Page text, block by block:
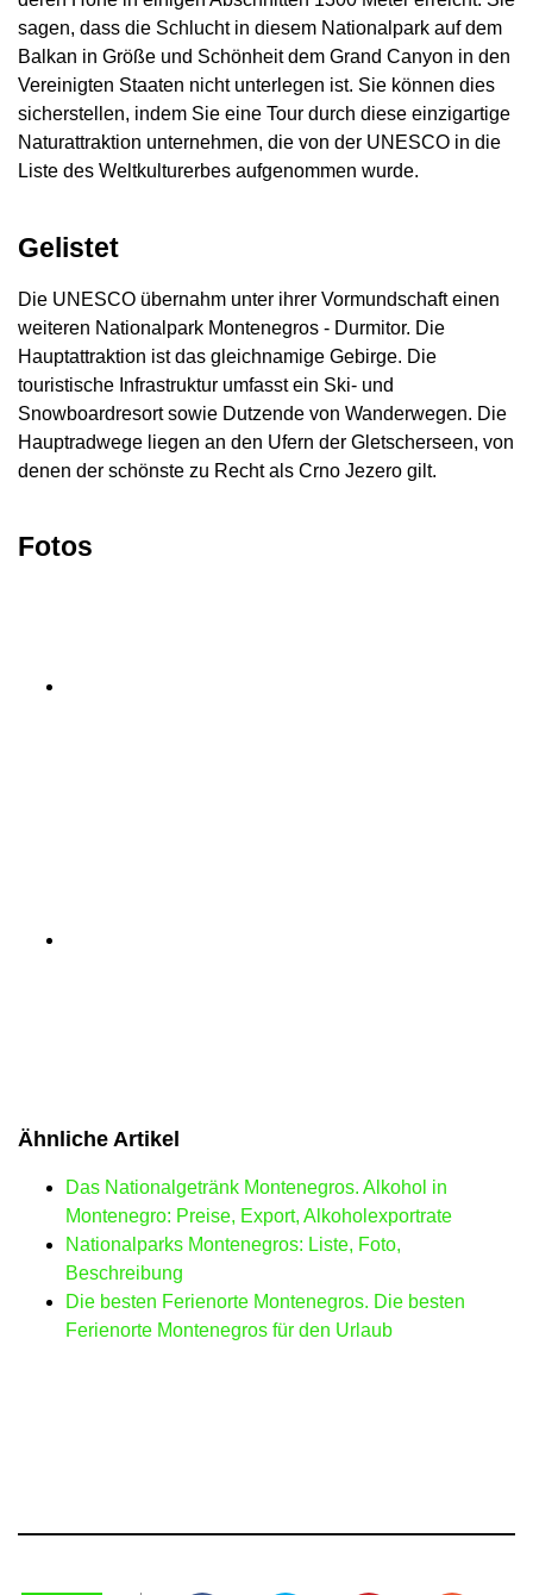
sagen, dass die Schlucht in diesem Nationalpark auf dem
Balkan in Größe und Schönheit dem Grand Canyon in den
Vereinigten Staaten nicht unterlegen ist. Sie können dies
sicherstellen, indem Sie eine Tour durch diese einzigartige
Naturattraktion unternehmen, die von der UNESCO in die
Liste des Weltkulturerbes aufgenommen wurde.
Gelistet
Die UNESCO übernahm unter ihrer Vormundschaft einen
weiteren Nationalpark Montenegros - Durmitor. Die
Hauptattraktion ist das gleichnamige Gebirge. Die
touristische Infrastruktur umfasst ein Ski- und
Snowboardresort sowie Dutzende von Wanderwegen. Die
Hauptradwege liegen an den Ufern der Gletscherseen, von
denen der schönste zu Recht als Crno Jezero gilt.
Fotos
Ähnliche Artikel
Das Nationalgetränk Montenegros. Alkohol in
Montenegro: Preise, Export, Alkoholexportrate
Nationalparks Montenegros: Liste, Foto,
Beschreibung
Die besten Ferienorte Montenegros. Die besten
Ferienorte Montenegros für den Urlaub